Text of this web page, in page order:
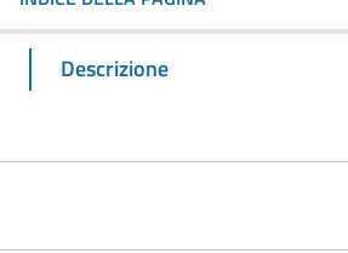
Descrizione